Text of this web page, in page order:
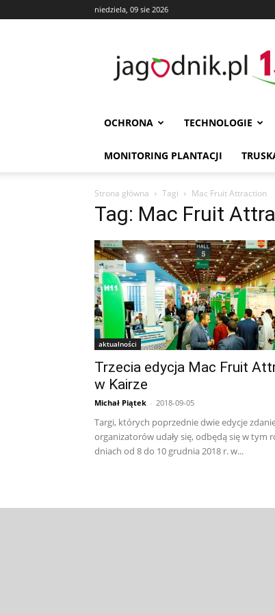
niedziela, 09 sie 2026
OCHRONA TECHNOLOGIE
MONITORING PLANTACJI
Strona główna Tagi Mac Fruit Attraction
Tag: Mac Fruit
aktualności
Trzecia edycja Mac Fruit
w Kairze
Michał Piątek - 2018-09-05
Targi, których poprzednie dwie edycje
organizatorów udały się, odbędą się w tym
dniach od 8 do 10 grudnia 2018 r. w...